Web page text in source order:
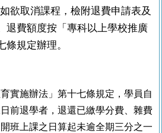
欲取消課程，檢附退費申請表及
退費額度按「專科以上學校推廣
條規定辦理。
實施辦法」第十七條規定，學員自
前退學者，退還已繳學分費、雜費
班上課之日算起未逾全期三分之一